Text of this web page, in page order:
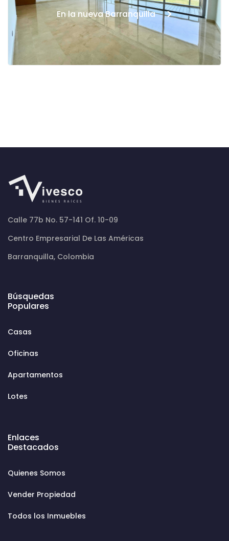
En la nueva Barranquilla >
Calle 77b No. 57-141 Of. 10-09
Centro Empresarial De Las Américas
Barranquilla, Colombia
Búsquedas
Populares
Casas
Oficinas
Apartamentos
Lotes
Enlaces
Destacados
Quienes Somos
Vender Propiedad
Todos los Inmuebles